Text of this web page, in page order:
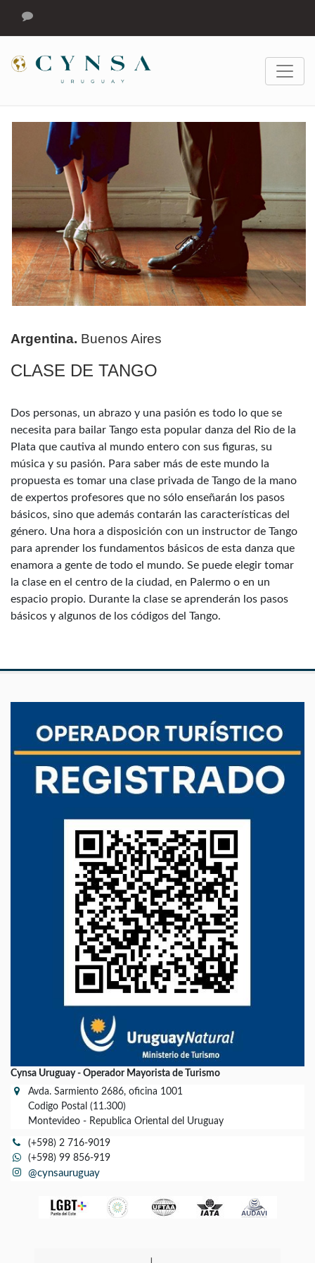
Argentina. Buenos Aires
CLASE DE TANGO
Dos personas, un abrazo y una pasión es todo lo que se
necesita para bailar Tango esta popular danza del Rio de la
Plata que cautiva al mundo entero con sus figuras, su
música y su pasión. Para saber más de este mundo la
propuesta es tomar una clase privada de Tango de la mano
de expertos profesores que no sólo enseñarán los pasos
básicos, sino que además contarán las características del
género. Una hora a disposición con un instructor de Tango
para aprender los fundamentos básicos de esta danza que
enamora a gente de todo el mundo. Se puede elegir tomar
la clase en el centro de la ciudad, en Palermo o en un
espacio propio. Durante la clase se aprenderán los pasos
básicos y algunos de los códigos del Tango.
Cynsa Uruguay - Operador Mayorista de Turismo
Avda. Sarmiento 2686, oficina 1001
Codigo Postal (11.300)
Montevideo - Republica Oriental del Uruguay
(+598) 2 716-9019
(+598) 99 856-919
@cynsauruguay